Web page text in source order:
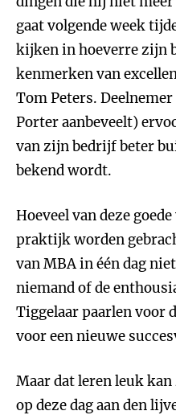
gaat volgende week
kijken in hoeverre zijn
kenmerken van
Tom Peters.
Porter aanbeveelt)
van zijn bedrijf beter
bekend wordt.
Hoeveel van deze
praktijk worden
van MBA in één dag
niemand of de
Tiggelaar paarlen voor
voor een nieuwe
Maar dat leren leuk
op deze dag aan den